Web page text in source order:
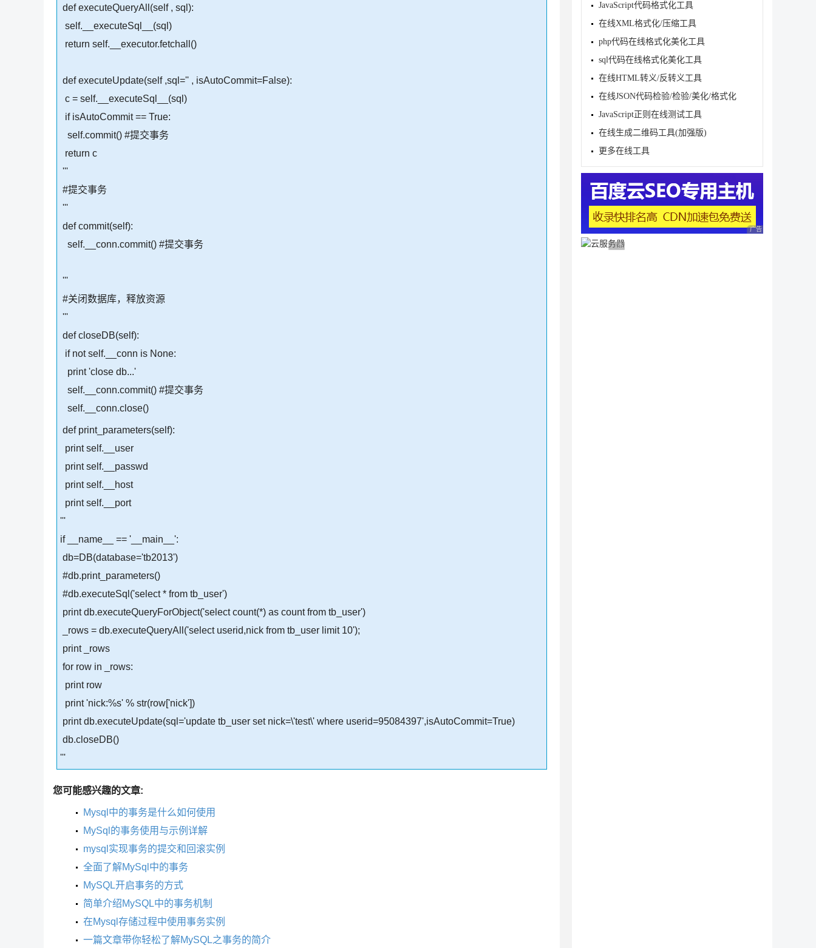
def executeQueryAll(self , sql):
self.__executeSql__(sql)
return self.__executor.fetchall()
def executeUpdate(self ,sql='' , isAutoCommit=False):
c = self.__executeSql__(sql)
if isAutoCommit == True:
self.commit() #提交事务
return c
'''
#提交事务
'''
def commit(self):
self.__conn.commit() #提交事务
'''
#关闭数据库，释放资源
'''
def closeDB(self):
if not self.__conn is None:
print 'close db...'
self.__conn.commit() #提交事务
self.__conn.close()
def print_parameters(self):
print self.__user
print self.__passwd
print self.__host
print self.__port
'''
if __name__ == '__main__':
db=DB(database='tb2013')
#db.print_parameters()
#db.executeSql('select * from tb_user')
print db.executeQueryForObject('select count(*) as count from tb_user')
_rows = db.executeQueryAll('select userid,nick from tb_user limit 10');
print _rows
for row in _rows:
print row
print 'nick:%s' % str(row['nick'])
print db.executeUpdate(sql='update tb_user set nick=\'test\' where userid=95084397',isAutoCommit=True)
db.closeDB()
'''
您可能感兴趣的文章:
Mysql中的事务是什么如何使用
MySql的事务使用与示例详解
mysql实现事务的提交和回滚实例
全面了解MySql中的事务
MySQL开启事务的方式
简单介绍MySQL中的事务机制
在Mysql存储过程中使用事务实例
一篇文章带你轻松了解MySQL之事务的简介
JavaScript代码格式化工具
在线XML格式化/压缩工具
php代码在线格式化美化工具
sql代码在线格式化美化工具
在线HTML转义/反转义工具
在线JSON代码检验/检验/美化/格式化
JavaScript正则在线测试工具
在线生成二维码工具(加强版)
更多在线工具
广告 商业广告，理性
广告 商业广告，理性选择